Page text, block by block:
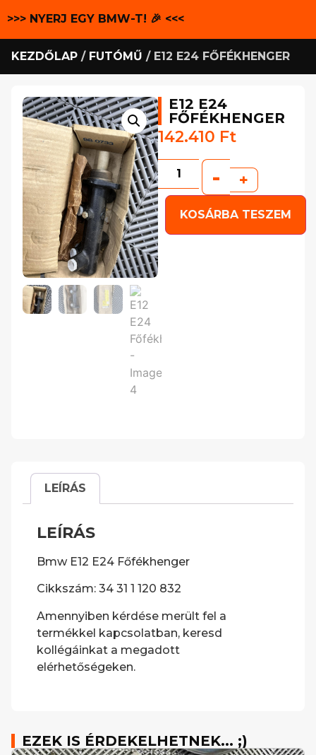
>>> NYERJ EGY BMW-T! 🎉 <<<
KEZDŐLAP / FUTÓMŰ / E12 E24 FŐFÉKHENGER
E12 E24
FŐFÉKHENGER
142.410 Ft
- +
KOSÁRBA TESZEM
LEÍRÁS
LEÍRÁS
Bmw E12 E24 Főfékhenger
Cikkszám: 34 31 1 120 832
Amennyiben kérdése merült fel a
termékkel kapcsolatban, keresd
kollégáinkat a megadott
elérhetőségeken.
EZEK IS ÉRDEKELHETNEK... ;)